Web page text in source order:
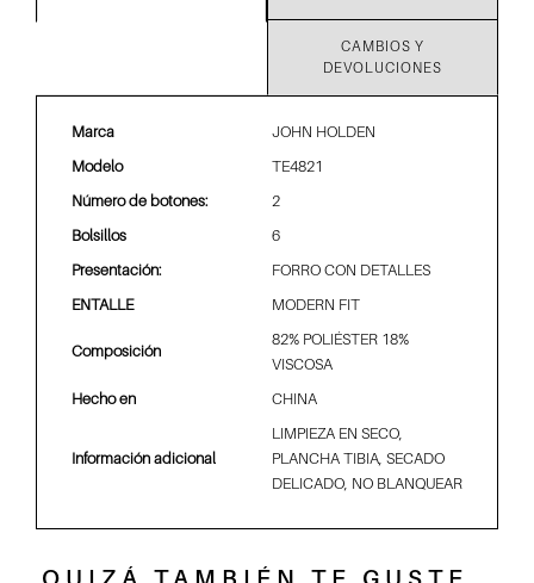
CAMBIOS Y
DEVOLUCIONES
Marca
JOHN HOLDEN
Modelo
TE4821
Número de botones:
2
Bolsillos
6
Presentación:
FORRO CON DETALLES
ENTALLE
MODERN FIT
Composición
82% POLIÉSTER 18%
VISCOSA
Hecho en
CHINA
Información adicional
LIMPIEZA EN SECO,
PLANCHA TIBIA, SECADO
DELICADO, NO BLANQUEAR